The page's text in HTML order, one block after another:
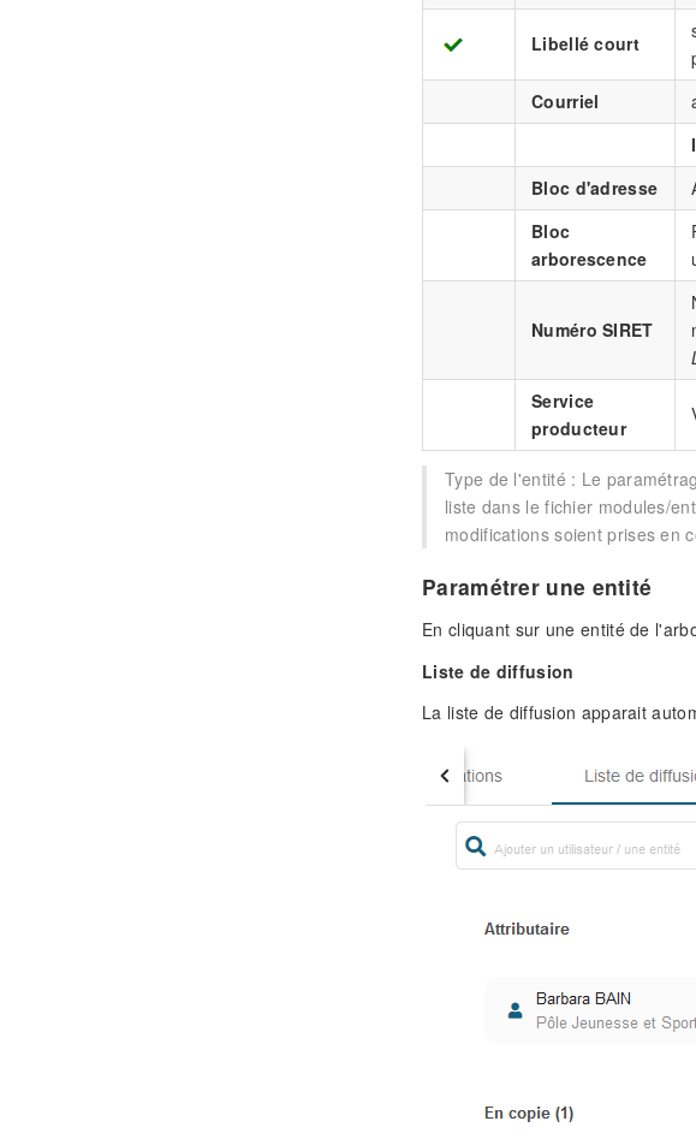
Libellé court
Courriel
Bloc d'adresse
Bloc
arborescence
Numéro SIRET
Service
producteur
Type de l'entité : Le
liste dans le fichier modules/
modifications soient prises en
Paramétrer une entité
En cliquant sur une entité de
Liste de diffusion
La liste de diffusion apparait